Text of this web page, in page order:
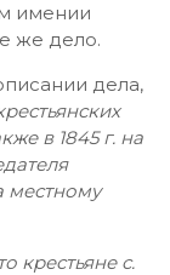
имении
же дело.
дела,
в 1845 г. на
местному
крестьяне с.